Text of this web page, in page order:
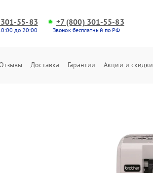
55-83
до 20:00
+7 (800) 301-55-83
Звонок бесплатный по РФ
Доставка Гарантии Акции и скидки